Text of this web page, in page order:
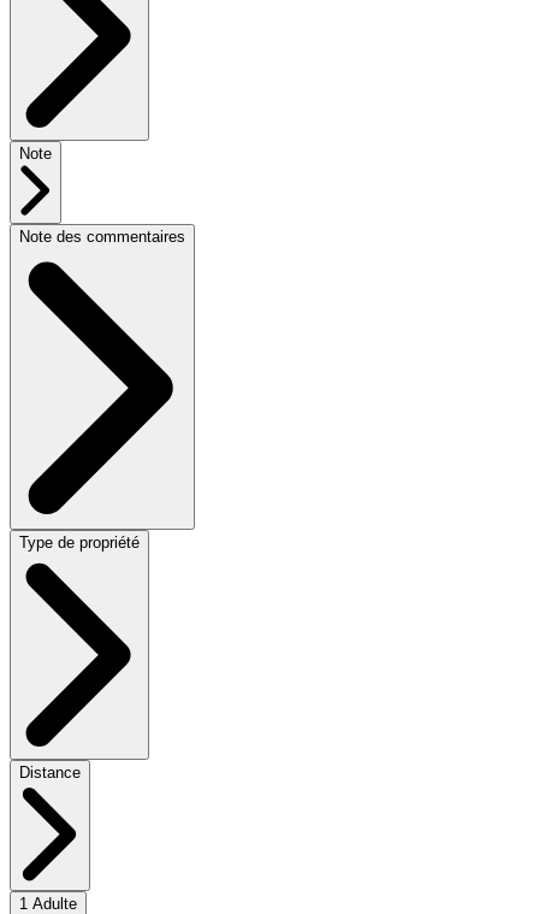
Note
Note des commentaires
Type de propriété
Distance
1 Adulte